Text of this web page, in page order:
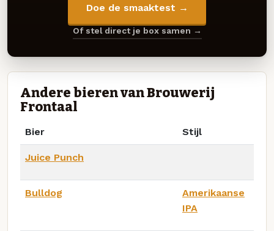
Doe de smaaktest →
Of stel direct je box samen →
Andere bieren van Brouwerij
Frontaal
Bier Stijl
Juice Punch
Bulldog
Amerikaanse
IPA